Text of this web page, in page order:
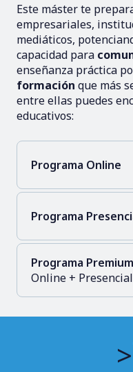
Este máster te
empresariales,
mediáticos,
capacidad para
enseñanza práctica
formación que más
entre ellas puedes
educativos:
Programa Online
Programa
Programa Premium
Online + Presencial
>